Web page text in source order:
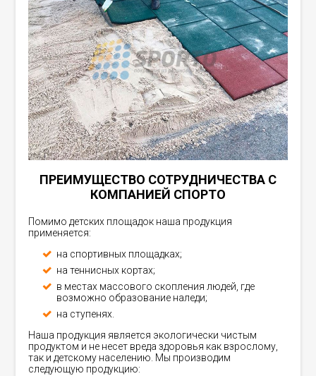
ПРЕИМУЩЕСТВО СОТРУДНИЧЕСТВА С
КОМПАНИЕЙ СПОРТО
Помимо детских площадок наша продукция
применяется:
на спортивных площадках;
на теннисных кортах;
в местах массового скопления людей, где
возможно образование наледи;
на ступенях.
Наша продукция является экологически чистым
продуктом и не несет вреда здоровья как взрослому,
так и детскому населению. Мы производим
следующую продукцию: